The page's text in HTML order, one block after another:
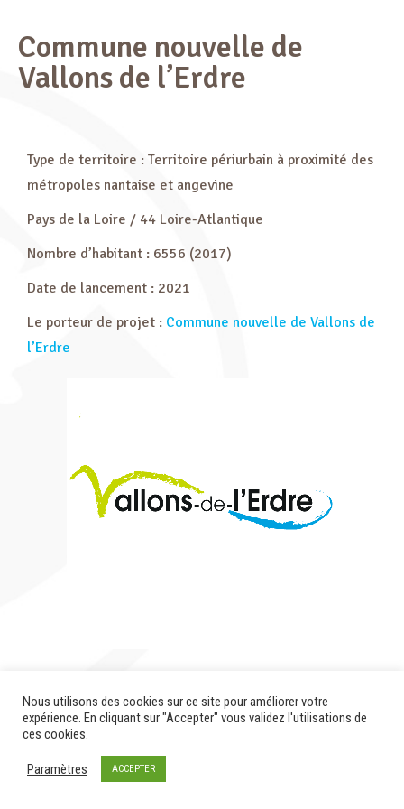
Commune nouvelle de
Vallons de l’Erdre
Type de territoire : Territoire périurbain à proximité des
métropoles nantaise et angevine
Pays de la Loire / 44 Loire-Atlantique
Nombre d’habitant : 6556 (2017)
Date de lancement : 2021
Le porteur de projet : Commune nouvelle de Vallons de
l’Erdre
Terminée
Nous utilisons des cookies sur ce site pour améliorer votre
expérience. En cliquant sur "Accepter" vous validez l'utilisations de
ces cookies.
Paramètres ACCEPTER